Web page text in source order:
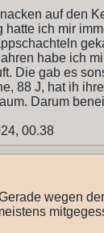
auf den
hatte ich mir
habe ich
Die gab es
88 J, hat ih
Darum
00.38
wegen